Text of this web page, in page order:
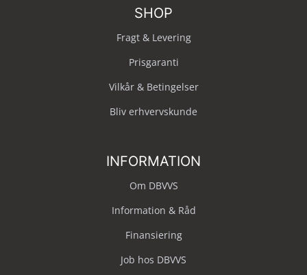
SHOP
Fragt & Levering
Prisgaranti
Vilkår & Betingelser
Bliv erhvervskunde
INFORMATION
Om DBVVS
Information & Råd
Finansiering
Job hos DBVVS